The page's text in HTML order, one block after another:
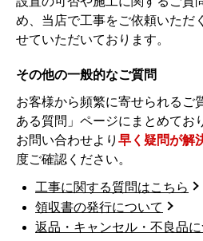
め、当店で工事をご依頼いただ
せていただいております。
その他の一般的なご質問
お客様から頻繁に寄せられるご
ある質問」ページにまとめてお
お問い合わせより 早く疑問が解
度ご確認ください。
工事に関する質問はこちら
領収書の発行について
返品・キャンセル・不良品に